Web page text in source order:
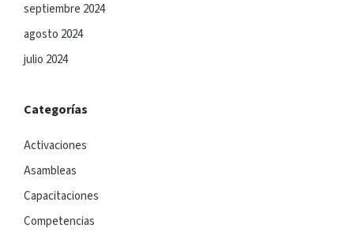
septiembre 2024
agosto 2024
julio 2024
Categorías
Activaciones
Asambleas
Capacitaciones
Competencias